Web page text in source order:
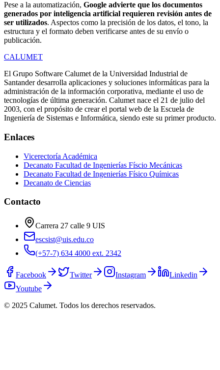
Pese a la automatización, Google advierte que los documentos
generados por inteligencia artificial requieren revisión antes de
ser utilizados. Aspectos como la precisión de los datos, el tono, la
estructura y el formato deben verificarse antes de su envío o
publicación.
CALUMET
El Grupo Software Calumet de la Universidad Industrial de
Santander desarrolla aplicaciones y soluciones informáticas para la
administración de la información corporativa, mediante el uso de
tecnologías de última generación. Calumet nace el 21 de julio del
2003, con el propósito de crear el portal web de la Escuela de
Ingeniería de Sistemas e Informática, siendo este su primer producto.
Enlaces
Vicerectoría Académica
Decanato Facultad de Ingenierías Físcio Mecánicas
Decanato Facultad de Ingenierías Físico Químicas
Decanato de Ciencias
Contacto
Carrera 27 calle 9 UIS
escsist@uis.edu.co
(+57-7) 634 4000 ext. 2342
Facebook Twitter Instagram
Linkedin
Youtube
© 2025 Calumet. Todos los derechos reservados.